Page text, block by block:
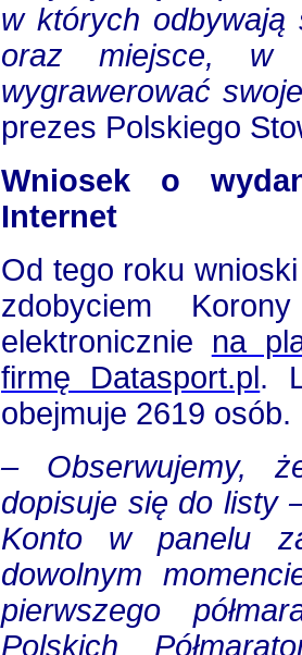
w których odbywają
oraz miejsce, w
wygrawerować
prezes Polskiego
Wniosek o
Internet
Od tego roku
zdobyciem
elektronicznie na
firmę Datasport.pl.
obejmuje 2619 osób.
– Obserwujemy,
dopisuje się do listy
Konto w panelu
dowolnym
pierwszego
Polskich